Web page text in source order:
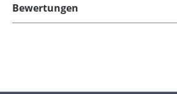
Bewertungen